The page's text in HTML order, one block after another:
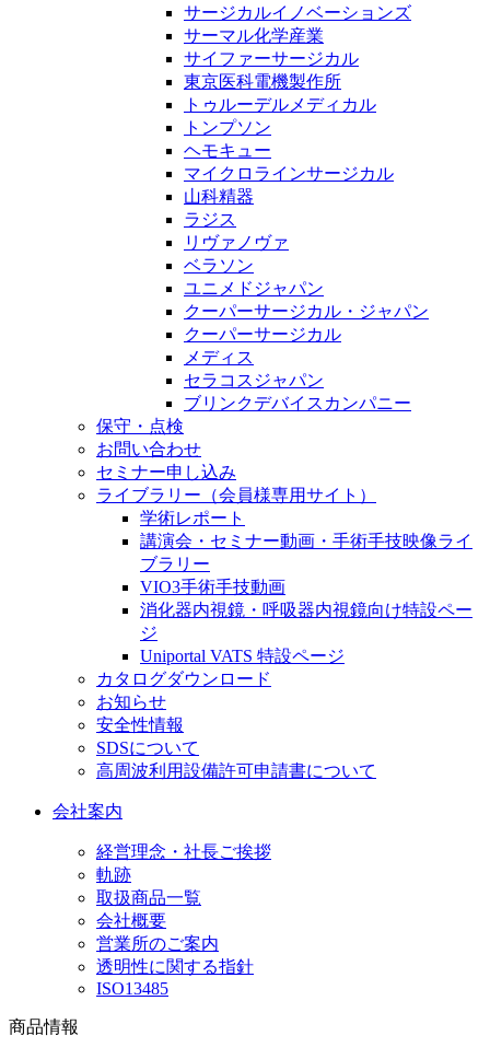
サージカルイノベーションズ
サーマル化学産業
サイファーサージカル
東京医科電機製作所
トゥルーデルメディカル
トンプソン
ヘモキュー
マイクロラインサージカル
山科精器
ラジス
リヴァノヴァ
ベラソン
ユニメドジャパン
クーパーサージカル・ジャパン
クーパーサージカル
メディス
セラコスジャパン
ブリンクデバイスカンパニー
保守・点検
お問い合わせ
セミナー申し込み
ライブラリー（会員様専用サイト）
学術レポート
講演会・セミナー動画・手術手技映像ライ
ブラリー
VIO3手術手技動画
消化器内視鏡・呼吸器内視鏡向け特設ペー
ジ
Uniportal VATS 特設ページ
カタログダウンロード
お知らせ
安全性情報
SDSについて
高周波利用設備許可申請書について
会社案内
経営理念・社長ご挨拶
軌跡
取扱商品一覧
会社概要
営業所のご案内
透明性に関する指針
ISO13485
商品情報